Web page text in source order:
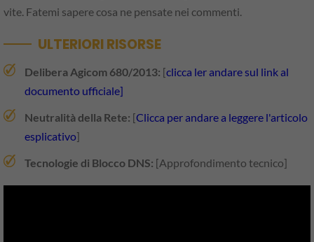
vite. Fatemi sapere cosa ne pensate nei commenti.
ULTERIORI RISORSE
Delibera Agicom 680/2013: [clicca ler andare sul link al
documento ufficiale]
Neutralità della Rete: [Clicca per andare a leggere l'articolo
esplicativo]
Tecnologie di Blocco DNS: [Approfondimento tecnico]